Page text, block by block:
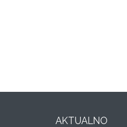
AKTUALNO